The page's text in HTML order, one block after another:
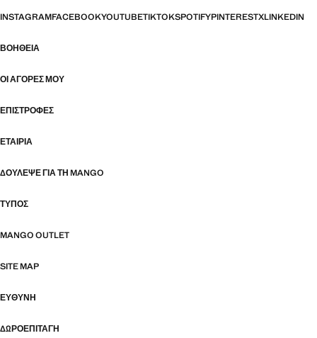
INSTAGRAMFACEBOOKYOUTUBETIKTOKSPOTIFYPINTERESTXLINKEDIN
ΒΟΉΘΕΙΑ
ΟΙ ΑΓΟΡΈΣ ΜΟΥ
ΕΠΙΣΤΡΟΦΈΣ
ΕΤΑΙΡΊΑ
ΔΟΎΛΕΨΕ ΓΙΑ ΤΗ MANGO
ΤΎΠΟΣ
MANGO OUTLET
SITE MAP
ΕΥΘΥΝΗ
ΔΩΡΟΕΠΙΤΑΓΉ